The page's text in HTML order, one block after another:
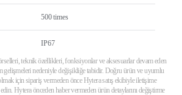
500 times
IP67
teknik özellikleri, fonksiyonlar ve aksesuarlar devam eden
gelişmeleri nedeniyle değişikliğe tabidir. Doğru ürün ve uyumlu
için sipariş vermeden önce Hytera satış ekibiyle iletişime
Hytera önceden haber vermeden ürün detaylarını değiştirme